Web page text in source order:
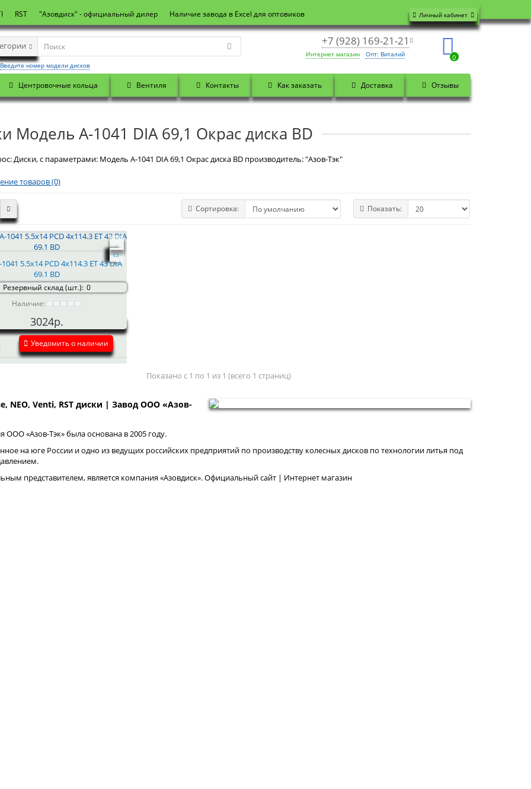
Личный кабинет
RST "Азовдиск" - официальный дилер Наличие завода в Excel для оптовиков
+7 (928) 169-21-21
Интернет магазин Опт: Виталий 0
Введите номер модели дисков
Центровочные кольца Вентиля Контакты Как заказать Доставка Отзывы
Модель А-1041 DIA 69,1 Окрас диска BD
Диски, с параметрами: Модель А-1041 DIA 69,1 Окрас диска BD производитель: "Азов-Тэк"
товаров (0)
Сортировка: Показать:
5.5x14 PCD 4x114.3 ET 43 DIA
69.1 BD
Резервный склад (шт.): 0
Наличие:
3024р.
Уведомить о наличии
Показано с 1 по 1 из 1 (всего 1 страниц)
NEO, Venti, RST диски | Завод ООО «Азов-
ООО «Азов-Тэк» была основана в 2005 году.
на юге России и одно из ведущих российских предприятий по производству колесных дисков по технологии литья под
представителем, является компания «Азовдиск». Официальный сайт | Интернет магазин